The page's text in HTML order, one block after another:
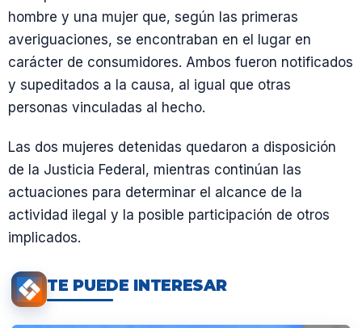
hombre y una mujer que, según las primeras
averiguaciones, se encontraban en el lugar en
carácter de consumidores. Ambos fueron notificados
y supeditados a la causa, al igual que otras
personas vinculadas al hecho.
Las dos mujeres detenidas quedaron a disposición
de la Justicia Federal, mientras continúan las
actuaciones para determinar el alcance de la
actividad ilegal y la posible participación de otros
implicados.
TE PUEDE INTERESAR